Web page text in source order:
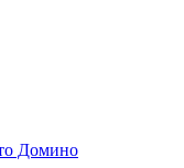
Домино